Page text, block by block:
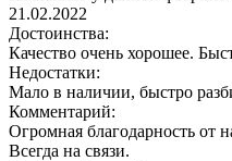
21.02.2022
Достоинства:
Качество очень хорошее.
Недостатки:
Мало в наличии, быстро
Комментарий:
Огромная благодарность
Всегда на связи.